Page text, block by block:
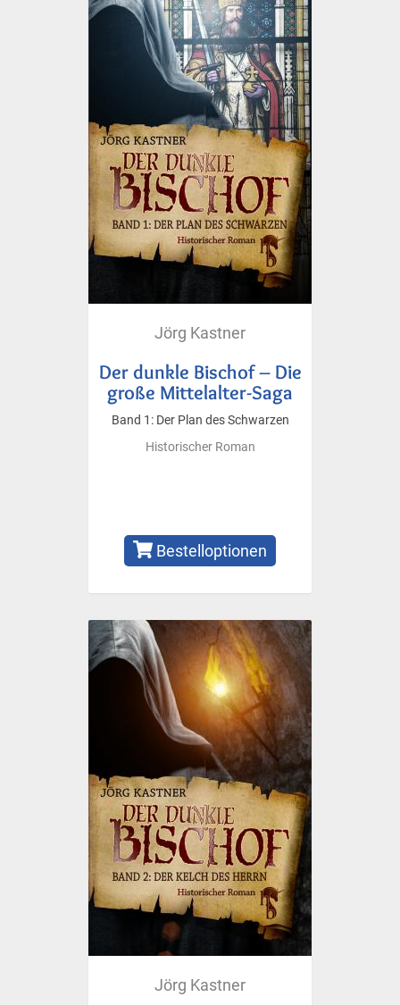
Jörg Kastner
Der dunkle Bischof – Die
große Mittelalter-Saga
Band 1: Der Plan des Schwarzen
Historischer Roman
Bestelloptionen
Jörg Kastner